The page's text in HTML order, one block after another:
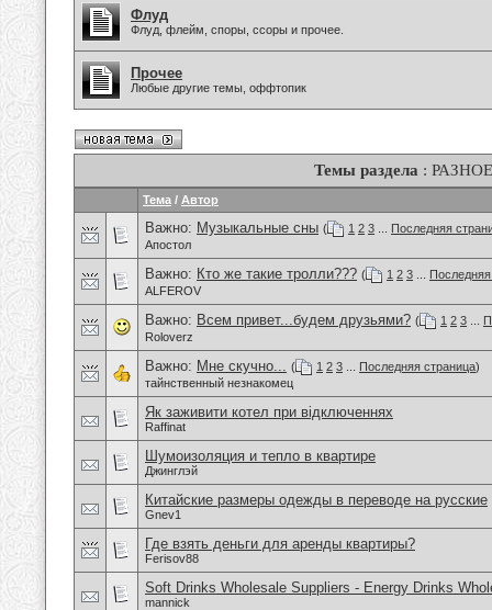
Флуд
Флуд, флейм, споры, ссоры и прочее.
Прочее
Любые другие темы, оффтопик
Темы раздела : РАЗНОЕ
Тема / Автор
Важно: Музыкальные сны ( 1 2 3
Последняя
Апостол
Важно: Кто же такие тролли??? ( 1 2 3
ALFEROV
Важно: Всем привет...будем друзьями? ( 1 2 3
Roloverz
Важно: Мне скучно... ( 1 2 3 Последняя страница)
тайнственный незнакомец
Як заживити котел при відключеннях
Raffinat
Шумоизоляция и тепло в квартире
Джинглэй
Китайские размеры одежды в переводе на русские
Gnev1
Где взять деньги для аренды квартиры?
Ferisov88
Soft Drinks Wholesale Suppliers - Energy Drinks
mannick